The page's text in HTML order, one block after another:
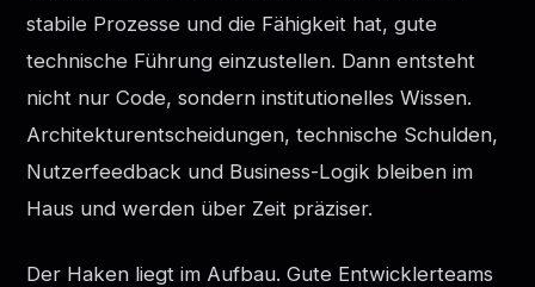
stabile Prozesse und die Fähigkeit hat, gute
technische Führung einzustellen. Dann entsteht
nicht nur Code, sondern institutionelles Wissen.
Architekturentscheidungen, technische Schulden,
Nutzerfeedback und Business-Logik bleiben im
Haus und werden über Zeit präziser.
Der Haken liegt im Aufbau. Gute Entwicklerteams